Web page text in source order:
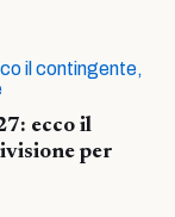
ecco il
per